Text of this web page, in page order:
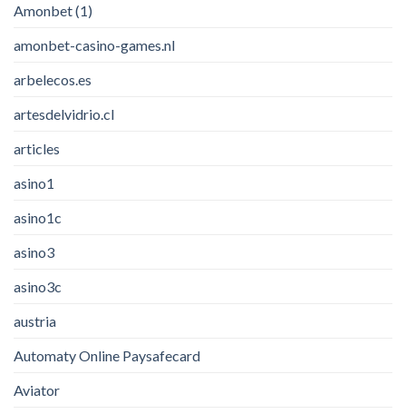
Amonbet (1)
amonbet-casino-games.nl
arbelecos.es
artesdelvidrio.cl
articles
asino1
asino1c
asino3
asino3c
austria
Automaty Online Paysafecard
Aviator